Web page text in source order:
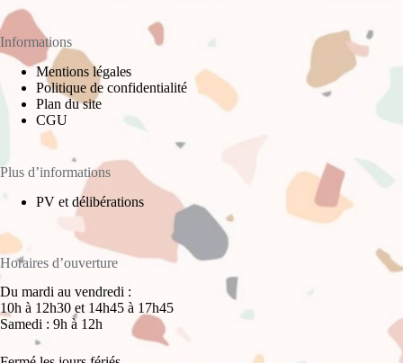
Informations
Mentions légales
Politique de confidentialité
Plan du site
CGU
Plus d’informations
PV et délibérations
Horaires d’ouverture
Du mardi au vendredi :
10h à 12h30 et 14h45 à 17h45
Samedi : 9h à 12h